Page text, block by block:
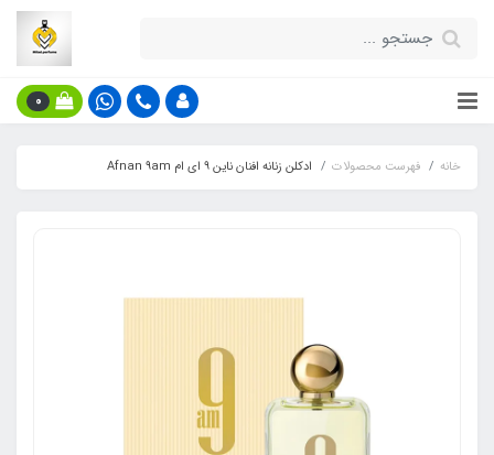
0
خانه فهرست محصولات ادکلن زنانه افنان ناین ۹ ای‌ ام Afnan 9am